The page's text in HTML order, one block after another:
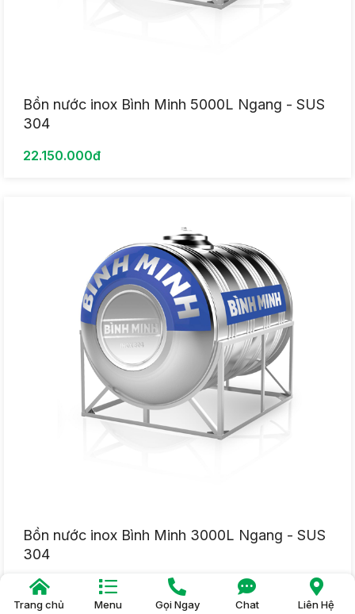
Bồn nước inox Bình Minh 5000L Ngang - SUS
304
22.150.000đ
Bồn nước inox Bình Minh 3000L Ngang - SUS
304
13.750.000đ
Trang chủ Menu Gọi Ngay Chat Liên Hệ